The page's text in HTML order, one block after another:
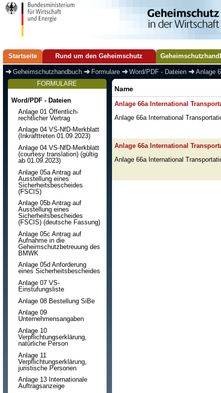
Startseite Rund um den Geheimschutz
Geheimschutzhandbuch Formulare Word/PDF - Dateien Anlage
FORMULARE
Word/PDF - Dateien
Anlage 01 Öffentlich-
rechtlicher Vertrag
Anlage 04 VS-NfD-Merkblatt
(Inkrafttreten 01.09.2023)
Anlage 04 VS-NfD-Merkblatt
(courtesy translation) (gültig
ab 01.09.2023)
Anlage 05a Antrag auf
Ausstellung eines
Sicherheitsbescheides
(FSCIS)
Anlage 05b Antrag auf
Ausstellung eines
Sicherheitsbescheides
(FSCIS) (deutsche Fassung)
Anlage 05c Antrag auf
Aufnahme in die
Geheimschutzbetreuung des
BMWK
Anlage 05d Anforderung
eines Sicherheitsbescheides
Anlage 07 VS-
Einstufungsliste
Anlage 08 Bestellung SiBe
Anlage 09
Unternehmensangaben
Anlage 10
Verpflichtungserklärung,
natürliche Person
Anlage 11
Verpflichtungserklärung,
juristische Personen
Anlage 13 Internationale
Auftragsanzeige
Name
Anlage 66a International
Anlage 66a International
Anlage 66a International
Anlage 66a International